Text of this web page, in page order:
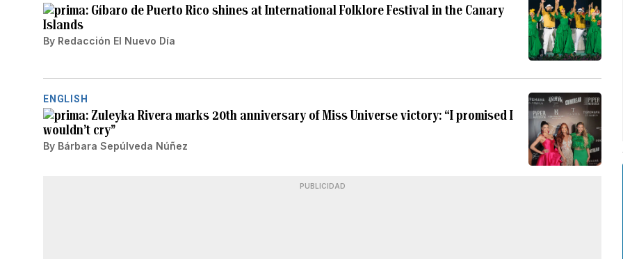
Gíbaro de Puerto Rico shines at International Folklore Festival in the Canary
Islands
By Redacción El Nuevo Día
ENGLISH
Zuleyka Rivera marks 20th anniversary of Miss Universe victory: “I promised I
wouldn’t cry”
By Bárbara Sepúlveda Núñez
PUBLICIDAD